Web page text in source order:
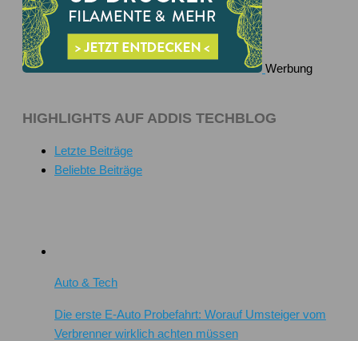
Werbung
HIGHLIGHTS AUF ADDIS TECHBLOG
Letzte Beiträge
Beliebte Beiträge
Auto & Tech
Die erste E-Auto Probefahrt: Worauf Umsteiger vom
Verbrenner wirklich achten müssen